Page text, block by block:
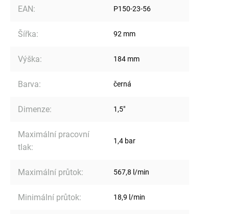
EAN: P150-23-56
Šířka: 92 mm
Výška: 184 mm
Barva: černá
Dimenze: 1,5"
Maximální pracovní
tlak:
1,4 bar
Maximální průtok: 567,8 l/min
Minimální průtok: 18,9 l/min